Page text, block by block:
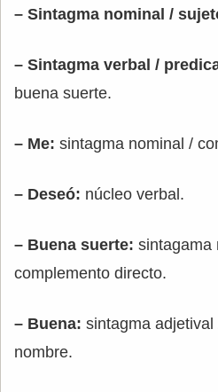
– Sintagma nominal /
– Sintagma verbal /
buena suerte.
– Me: sintagma nominal /
– Deseó: núcleo verbal.
– Buena suerte: sintagama
complemento directo.
– Buena: sintagma
nombre.